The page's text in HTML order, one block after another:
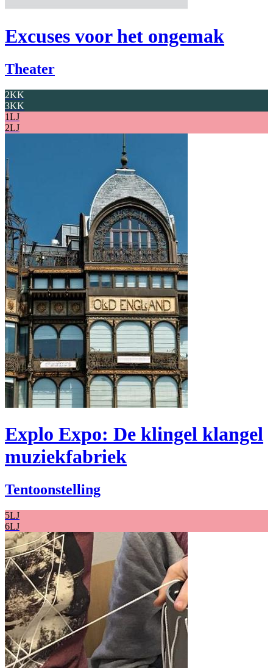
Excuses voor het ongemak
Theater
2KK
3KK
1LJ
2LJ
Explo Expo: De klingel klangel
muziekfabriek
Tentoonstelling
5LJ
6LJ